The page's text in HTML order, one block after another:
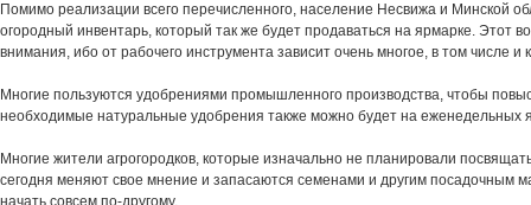
Помимо реализации всего перечисленного, население Несвижа и Минской
огородный инвентарь, который так же будет продаваться на ярмарке. Этот
внимания, ибо от рабочего инструмента зависит очень многое, в том числе и
Многие пользуются удобрениями промышленного производства, чтобы
необходимые натуральные удобрения также можно будет на еженедельных
Многие жители агрогородков, которые изначально не планировали
сегодня меняют свое мнение и запасаются семенами и другим посадочным
начать совсем по-другому.